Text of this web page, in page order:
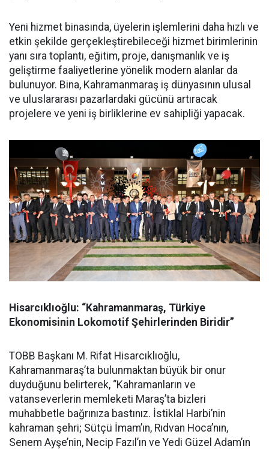
Yeni hizmet binasında, üyelerin işlemlerini daha hızlı ve
etkin şekilde gerçekleştirebileceği hizmet birimlerinin
yanı sıra toplantı, eğitim, proje, danışmanlık ve iş
geliştirme faaliyetlerine yönelik modern alanlar da
bulunuyor. Bina, Kahramanmaraş iş dünyasının ulusal
ve uluslararası pazarlardaki gücünü artıracak
projelere ve yeni iş birliklerine ev sahipliği yapacak.
Hisarcıklıoğlu: “Kahramanmaraş, Türkiye
Ekonomisinin Lokomotif Şehirlerinden Biridir”
TOBB Başkanı M. Rifat Hisarcıklıoğlu,
Kahramanmaraş’ta bulunmaktan büyük bir onur
duyduğunu belirterek, “Kahramanların ve
vatanseverlerin memleketi Maraş’ta bizleri
muhabbetle bağrınıza bastınız. İstiklal Harbi’nin
kahraman şehri; Sütçü İmam’ın, Rıdvan Hoca’nın,
Senem Ayşe’nin, Necip Fazıl’ın ve Yedi Güzel Adam’ın